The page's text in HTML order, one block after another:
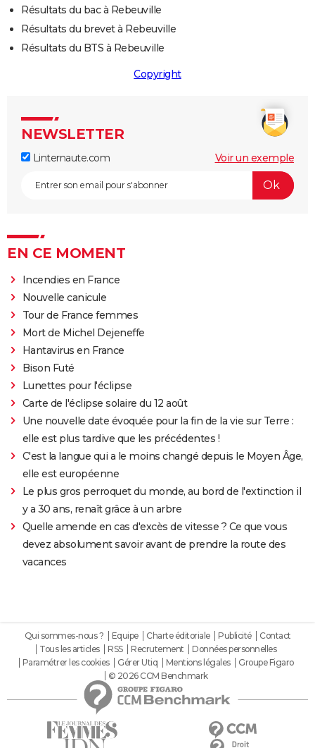
Résultats du bac à Rebeuville
Résultats du brevet à Rebeuville
Résultats du BTS à Rebeuville
Copyright
NEWSLETTER
Linternaute.com Voir un exemple
EN CE MOMENT
Incendies en France
Nouvelle canicule
Tour de France femmes
Mort de Michel Dejeneffe
Hantavirus en France
Bison Futé
Lunettes pour l'éclipse
Carte de l'éclipse solaire du 12 août
Une nouvelle date évoquée pour la fin de la vie sur Terre :
elle est plus tardive que les précédentes !
C'est la langue qui a le moins changé depuis le Moyen Âge,
elle est européenne
Le plus gros perroquet du monde, au bord de l'extinction il
y a 30 ans, renaît grâce à un arbre
Quelle amende en cas d'excès de vitesse ? Ce que vous
devez absolument savoir avant de prendre la route des
vacances
Qui sommes-nous ? Equipe Charte éditoriale Publicité
Contact
Tous les articles
RSS Recrutement
Données personnelles
Paramétrer les cookies
Gérer Utiq Mentions légales
Groupe Figaro
© 2026 CCM Benchmark